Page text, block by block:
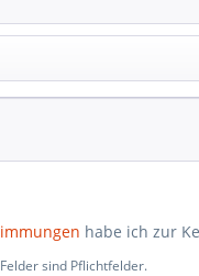
habe ich zur
sind Pflichtfelder.